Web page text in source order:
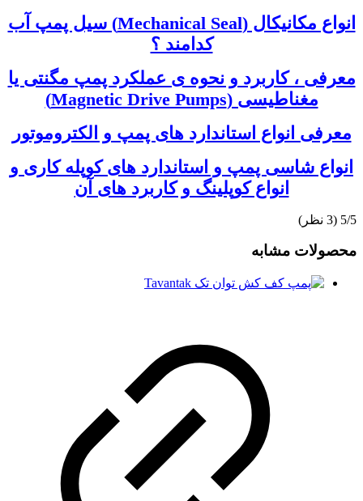
انواع مکانیکال (Mechanical Seal) سیل پمپ آب
کدامند ؟
معرفی ، کاربرد و نحوه ی عملکرد پمپ مگنتی یا
مغناطیسی (Magnetic Drive Pumps)
معرفی انواع استاندارد های پمپ و الکتروموتور
انواع شاسی پمپ و استاندارد های کوپله کاری و
انواع کوپلینگ و کاربرد های آن
‫5/5
محصولات مشابه